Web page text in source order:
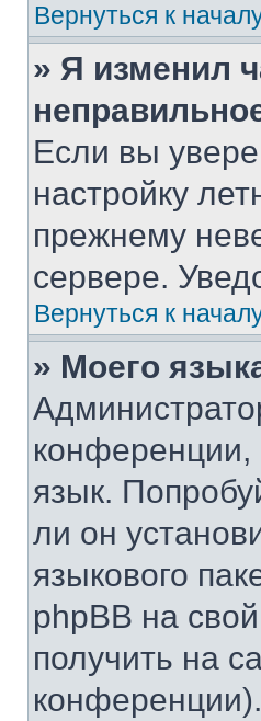
Вернуться к
» Я изменил
Если вы
настройку
прежнему
сервере.
Вернуться к
» Моего
конференции,
язык.
ли он
языкового
phpBB на
получить на
конференции).